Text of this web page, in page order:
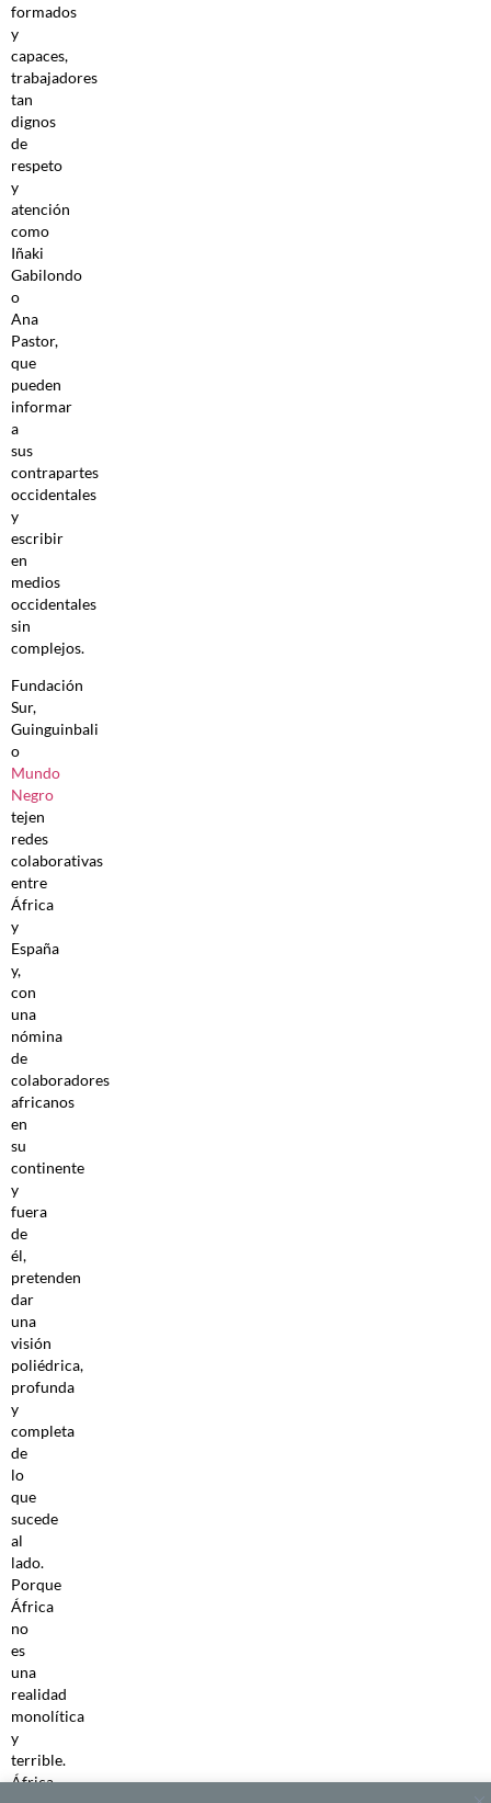
formados
y
capaces,
trabajadores
tan
dignos
de
respeto
y
atención
como
Iñaki
Gabilondo
o
Ana
Pastor,
que
pueden
informar
a
sus
contrapartes
occidentales
y
escribir
en
medios
occidentales
sin
complejos.
Fundación
Sur,
Guinguinbali
o
Mundo
Negro
tejen
redes
colaborativas
entre
África
y
España
y,
con
una
nómina
de
colaboradores
africanos
en
su
continente
y
fuera
de
él,
pretenden
dar
una
visión
poliédrica,
profunda
y
completa
de
lo
que
sucede
al
lado.
Porque
África
no
es
una
realidad
monolítica
y
terrible.
África